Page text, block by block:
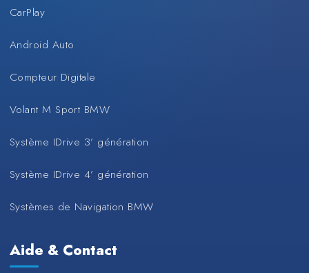
CarPlay
Android Auto
Compteur Digitale
Volant M Sport BMW
Système IDrive 3’ génération
Système IDrive 4’ génération
Systèmes de Navigation BMW
Aide & Contact